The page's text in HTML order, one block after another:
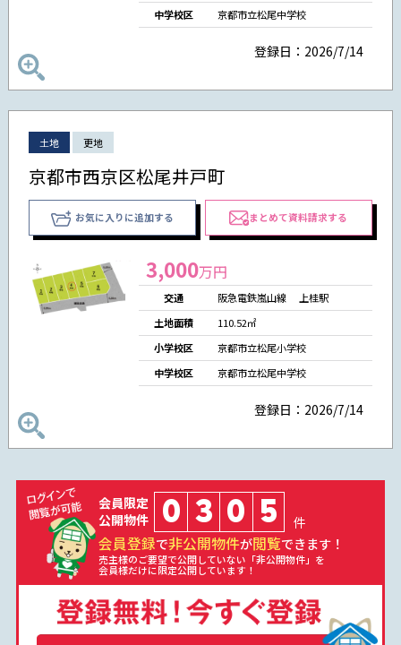
中学校区
京都市立松尾中学校
登録日：2026/7/14
土地 更地
京都市西京区松尾井戸町
お気に入りに追加する まとめて資料請求する
3,000万円
交通
阪急電鉄嵐山線 上桂駅
土地面積
110.52㎡
小学校区
京都市立松尾小学校
中学校区
京都市立松尾中学校
登録日：2026/7/14
会員限定
公開物件
0 3 0 5 件
会員登録で非公開物件が閲覧できます！
売主様のご要望で公開していない「非公開物件」を
会員様だけに限定公開しています！